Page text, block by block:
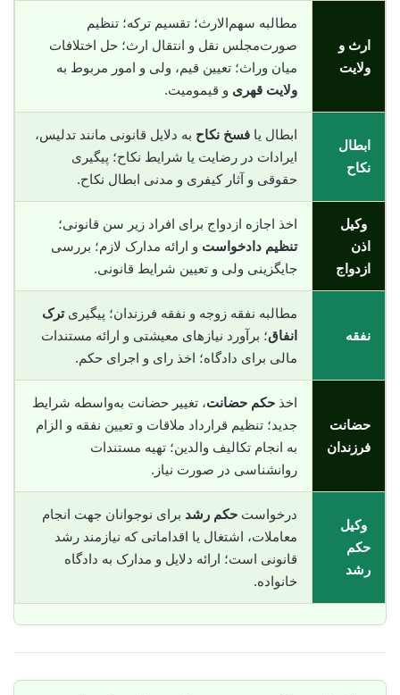
ارث و
ولایت
مطالبه سهم‌الارث؛ تقسیم ترکه؛ تنظیم
صورت‌مجلس نقل و انتقال ارث؛ حل اختلافات
میان وراث؛ تعیین قیم، ولی و امور مربوط به
ولایت قهری و قیمومیت.
ابطال
نکاح
ابطال یا فسخ نکاح به دلایل قانونی مانند تدلیس،
ایرادات در رضایت یا شرایط نکاح؛ پیگیری
حقوقی و آثار کیفری و مدنی ابطال نکاح.
وکیل
اذن
ازدواج
اخذ اجازه ازدواج برای افراد زیر سن قانونی؛
تنظیم دادخواست و ارائه مدارک لازم؛ بررسی
جایگزینی ولی و تعیین شرایط قانونی.
نفقه
مطالبه نفقه زوجه و نفقه فرزندان؛ پیگیریترک
انفاق؛ برآورد نیازهای معیشتی و ارائه مستندات
مالی برای دادگاه؛ اخذ رای و اجرای حکم.
حضانت
فرزندان
اخذ حکم حضانت، تغییر حضانت به‌واسطه شرایط
جدید؛ تنظیم قرارداد ملاقات و تعیین نفقه و الزام
به انجام تکالیف والدین؛ تهیه مستندات
روانشناسی در صورت نیاز.
وکیل
حکم
رشد
درخواست حکم رشد برای نوجوانان جهت انجام
معاملات، اشتغال یا اقداماتی که نیازمند رشد
قانونی است؛ ارائه دلایل و مدارک به دادگاه
خانواده.